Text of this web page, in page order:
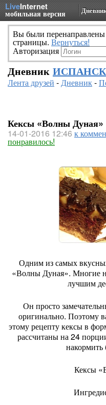
LiveInternet
мобильная версия
Вы были
страницы. Вернуться!
Авторизация
Дневник
Лента друзей -Дневник-
Кексы «Волны Дуная»
14-01-2016 12:46 к
понравилось!
Одним из самых
«Волны Дуная». Многие
лучшим
Он просто
оригинально. Поэтому
этому рецепту кексы в
рассчитаны на 24
Кексы